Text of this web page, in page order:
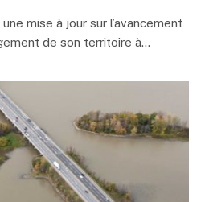
mise à jour sur l’avancement
de son territoire à…